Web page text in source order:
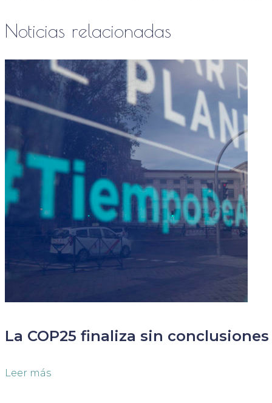
Noticias relacionadas
La COP25 finaliza sin
Leer más